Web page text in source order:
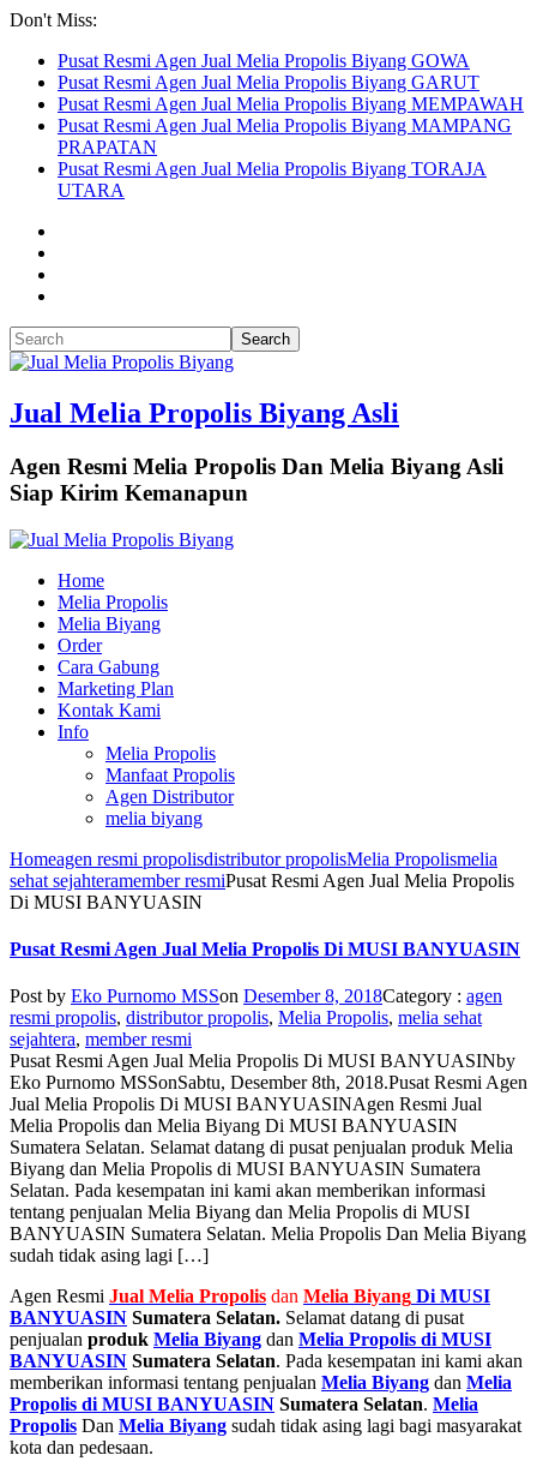
Don't Miss:
Pusat Resmi Agen Jual Melia Propolis Biyang GOWA
Pusat Resmi Agen Jual Melia Propolis Biyang GARUT
Pusat Resmi Agen Jual Melia Propolis Biyang MEMPAWAH
Pusat Resmi Agen Jual Melia Propolis Biyang MAMPANG
PRAPATAN
Pusat Resmi Agen Jual Melia Propolis Biyang TORAJA
UTARA
Jual Melia Propolis Biyang Asli
Agen Resmi Melia Propolis Dan Melia Biyang Asli
Siap Kirim Kemanapun
Home
Melia Propolis
Melia Biyang
Order
Cara Gabung
Marketing Plan
Kontak Kami
Info
Melia Propolis
Manfaat Propolis
Agen Distributor
melia biyang
Homeagen resmi propolisdistributor propolisMelia Propolismelia
sehat sejahteramember resmiPusat Resmi Agen Jual Melia Propolis
Di MUSI BANYUASIN
Pusat Resmi Agen Jual Melia Propolis Di MUSI BANYUASIN
Post by Eko Purnomo MSSon Desember 8, 2018Category : agen
resmi propolis, distributor propolis, Melia Propolis, melia sehat
sejahtera, member resmi
Pusat Resmi Agen Jual Melia Propolis Di MUSI BANYUASINby
Eko Purnomo MSSonSabtu, Desember 8th, 2018.Pusat Resmi Agen
Jual Melia Propolis Di MUSI BANYUASINAgen Resmi Jual
Melia Propolis dan Melia Biyang Di MUSI BANYUASIN
Sumatera Selatan. Selamat datang di pusat penjualan produk Melia
Biyang dan Melia Propolis di MUSI BANYUASIN Sumatera
Selatan. Pada kesempatan ini kami akan memberikan informasi
tentang penjualan Melia Biyang dan Melia Propolis di MUSI
BANYUASIN Sumatera Selatan. Melia Propolis Dan Melia Biyang
sudah tidak asing lagi […]
Agen Resmi Jual Melia Propolis dan Melia Biyang Di MUSI
BANYUASIN Sumatera Selatan. Selamat datang di pusat
penjualan produk Melia Biyang dan Melia Propolis di MUSI
BANYUASIN Sumatera Selatan. Pada kesempatan ini kami akan
memberikan informasi tentang penjualan Melia Biyang dan Melia
Propolis di MUSI BANYUASIN Sumatera Selatan. Melia
Propolis Dan Melia Biyang sudah tidak asing lagi bagi masyarakat
kota dan pedesaan.